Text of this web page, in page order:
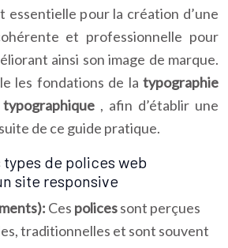
essentielle pour la création d’une
et professionnelle pour
ainsi son image de marque.
les fondations de la typographie
, afin d’établir une
de ce guide pratique.
de polices web
site responsive
Ces policessont perçues
traditionnelles et sont souvent